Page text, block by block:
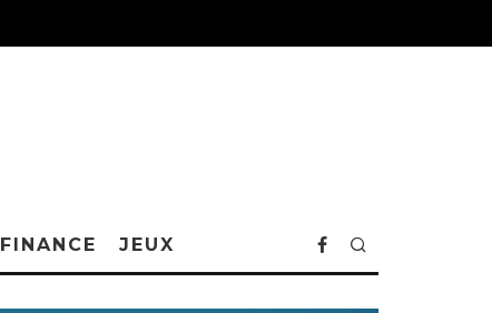
FINANCE JEUX